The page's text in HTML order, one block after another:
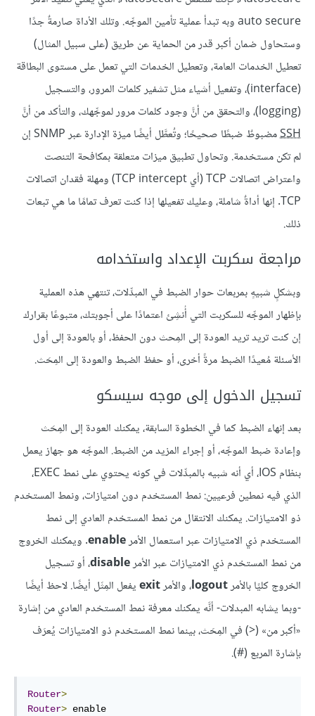
auto secure وبه تبدأ عملية تأمين الموجِّه. وتلك الأداة صارمةٌ جدًا
وستحاول ضمان أكبر قدر من الحماية عن طريق (على سبيل المثال)
تعطيل الخدمات العامة، وتعطيل الخدمات التي تعمل على مستوى البطاقة
(interface)، وتفعيل أشياء مثل تشفير كلمات المرور، والتسجيل
(logging)، والتحقق من أنَّ وجود كلمات مرور لموجِّهك، والتأكد من أنَّ
SSH
مضبوطٌ ضبطًا صحيحًا؛ وتُعطَّل أيضًا ميزة الإدارة عبر SNMP إن
لم تكن مستخدمة. وتحاول تطبيق ميزات متعلقة بمكافحة التنصت
واعتراض اتصالات TCP (أي TCP intercept) ومهلة فقدان اتصالات
TCP. إنها أداةٌ شاملة، وعليك تفعيلها إذا كنت تعرف تمامًا ما هي تبعات
ذلك.
مراجعة سكربت الإعداد واستخدامه
وبشكلٍ شبيهٍ بمربعات حوار الضبط في المبدِّلات، تنتهي هذه العملية
بإظهار الموجِّه للسكربت التي أُنشِئ اعتمادًا على أجوبتك، متبوعًا بقرارك
إن كنت تريد تريد العودة إلى المِحث دون الحفظ، أو بالعودة إلى أول
الأسئلة مُعيدًا الضبط مرةً أخرى، أو حفظ الضبط والعودة إلى المِحَث.
تسجيل الدخول إلى موجه سيسكو
بعد إنهاء الضبط كما في الخطوة السابقة، يمكنك العودة إلى المِحَث
وإعادة ضبط الموجِّه، أو إجراء المزيد من الضبط. الموجِّه هو جهاز يعمل
بنظام IOS، أي أنه شبيه بالمبدِّلات في كونه يحتوي على نمط EXEC،
الذي فيه نمطين فرعيين: نمط المستخدم دون امتيازات، ونمط المستخدم
ذو الامتيازات. يمكنك الانتقال من نمط المستخدم العادي إلى نمط
المستخدم ذي الامتيازات عبر استعمال الأمرenable. ويمكنك الخروج
من نمط المستخدم ذي الامتيازات عبر الأمرdisable، أو تسجيل
الخروج كليًا بالأمرlogout، والأمرexitيفعل المِثَل أيضًا. لاحظ أيضًا
-وبما يشابه المبدلات- أنَّه يمكنك معرفة نمط المستخدم العادي من إشارة
«أكبر من» (<) في المِحَث، بينما نمط المستخدم ذو الامتيازات يُعرَف
بإشارة المربع (#).
Router>
Router>